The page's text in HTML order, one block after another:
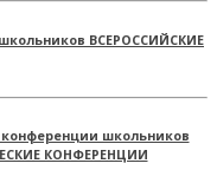
ВСЕРОССИЙСКИЕ
КОНФЕРЕНЦИИ